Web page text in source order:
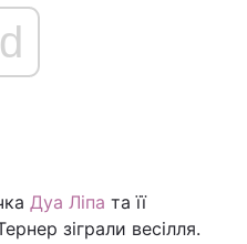
Дуа Ліпа та її
зіграли весілля.